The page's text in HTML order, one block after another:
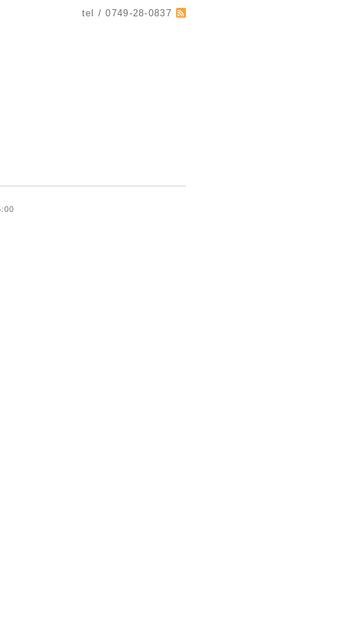
tel / 0749-28-0837